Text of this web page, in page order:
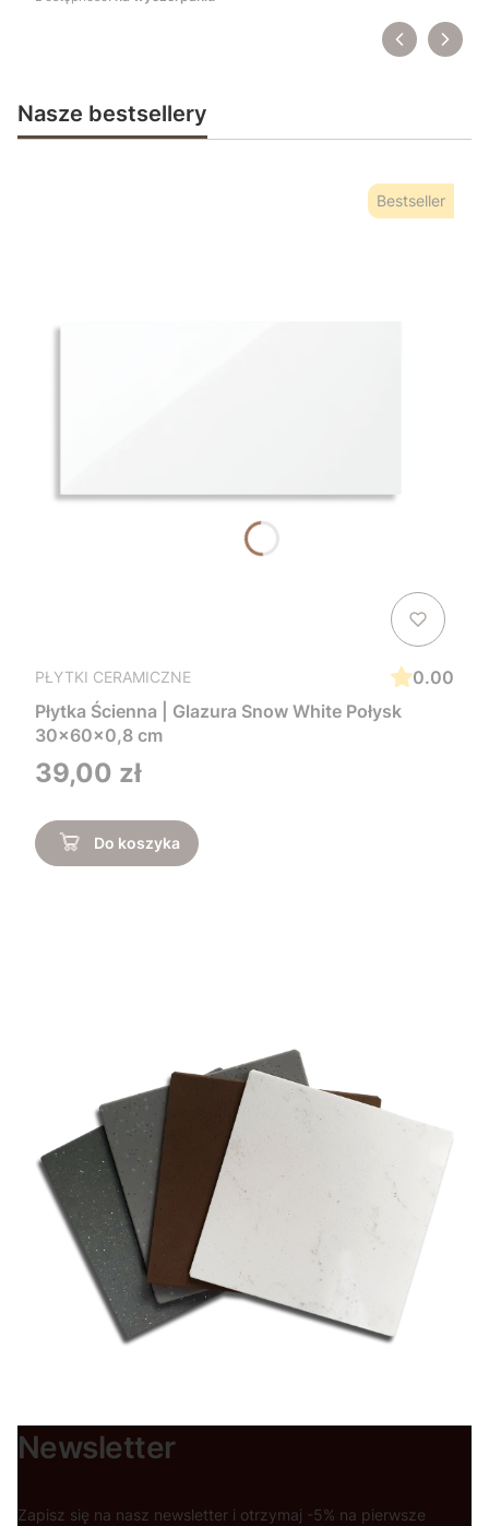
Nasze bestsellery
Bestseller
PŁYTKI CERAMICZNE
0.00
Płytka Ścienna | Glazura Snow White Połysk
30x60x0,8 cm
Cena
39,00 zł
Do koszyka
Newsletter
Zapisz się na nasz newsletter i otrzymaj -5% na pierwsze